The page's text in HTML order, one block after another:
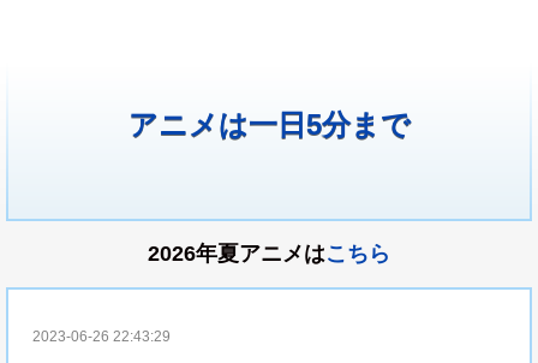
アニメは一日5分まで
2023-06-26 22:43:29
2026年夏アニメはこちら